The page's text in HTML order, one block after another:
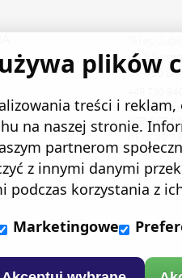
ul. 1
37-450
sklep@e-
NIP:
REGON:
plików
treści i
na naszej stronie.
partnerom
z innymi danymi
podczas korzystania z
Marketingowe